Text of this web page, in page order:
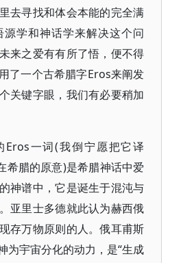
去寻找和体会本能的完全满
学和神话学来解决这个问
来之爱有有所了悟，便不得
了一个古希腊字Eros来阐发
关键字眼，我们有必要稍加
Eros一词(我倒宁愿把它译
希腊的原意)是希腊神话中爱
神谱中，它是诞生于混沌与
亚里士多德就此认为赫西俄
存万物原则的人。俄耳甫斯
为宇宙分化的动力，是“生成